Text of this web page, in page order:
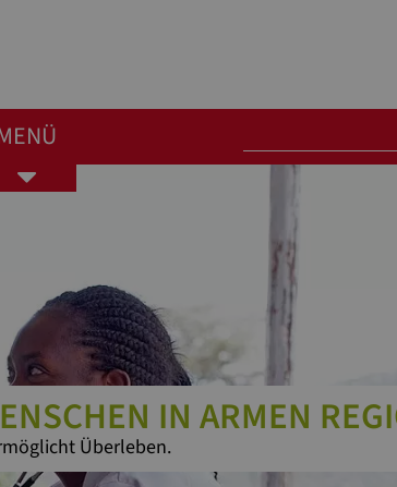
Toggle
IN ARMEN
Überleben.